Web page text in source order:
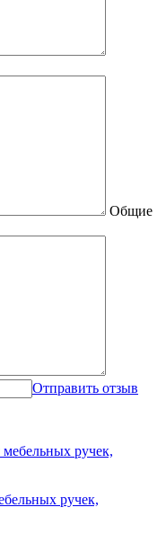
Общие
Отправить отзыв
ручек,